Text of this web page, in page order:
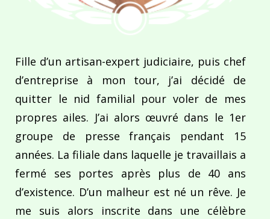
Fille d’un artisan-expert judiciaire, puis chef
d’entreprise à mon tour, j’ai décidé de
quitter le nid familial pour voler de mes
propres ailes. J’ai alors œuvré dans le 1er
groupe de presse français pendant 15
années. La filiale dans laquelle je travaillais a
fermé ses portes après plus de 40 ans
d’existence. D’un malheur est né un rêve. Je
me suis alors inscrite dans une célèbre